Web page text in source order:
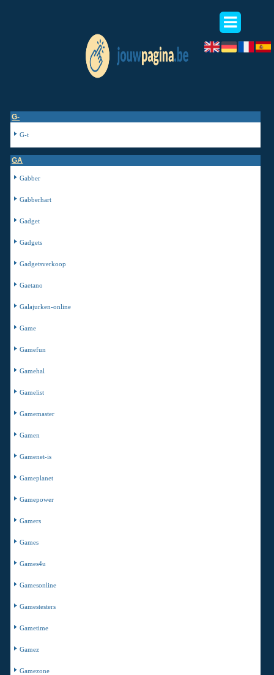
G-
G-t
GA
Gabber
Gabberhart
Gadget
Gadgets
Gadgetsverkoop
Gaetano
Galajurken-online
Game
Gamefun
Gamehal
Gamelist
Gamemaster
Gamen
Gamenet-is
Gameplanet
Gamepower
Gamers
Games
Games4u
Gamesonline
Gamestesters
Gametime
Gamez
Gamezone